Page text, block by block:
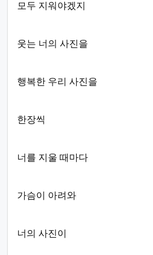
모두 지워야겠지
웃는 너의 사진을
행복한 우리 사진을
한장씩
너를 지울 때마다
가슴이 아려와
너의 사진이